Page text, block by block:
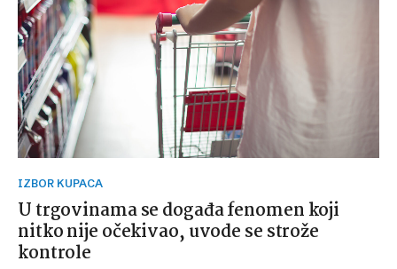
IZBOR KUPACA
U trgovinama se događa fenomen koji
nitko nije očekivao, uvode se strože
kontrole